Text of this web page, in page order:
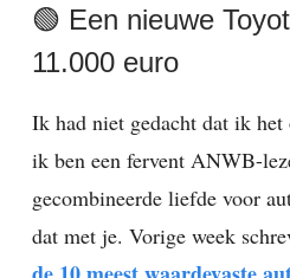
🟢 Een nieuwe
11.000 euro
Ik had niet gedacht dat ik
ik ben een fervent ANWB-
gecombineerde liefde voor
dat met je. Vorige week